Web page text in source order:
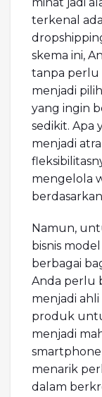
terkenal
skema ini,
tanpa perlu
menjadi
yang ingin
sedikit. Apa
menjadi
mengelola
Namun,
bisnis
berbagai
Anda perlu
menjadi
produk
menjadi
menarik
dalam